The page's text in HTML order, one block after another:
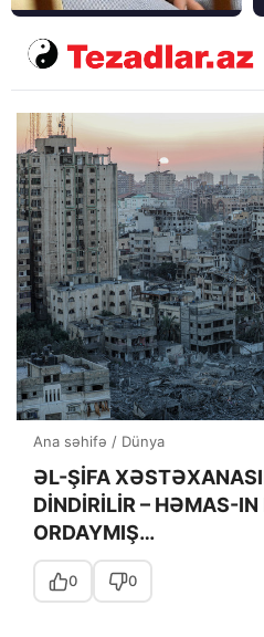
Ana səhifə / Dünya
ƏL-ŞİFA
DİNDİRİLİR – HƏMAS-
ORDAYMIŞ…
0 0